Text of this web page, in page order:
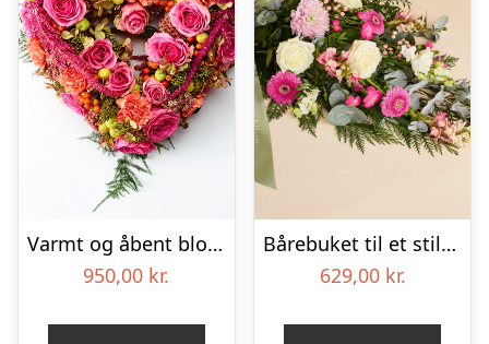
Varmt og åbent blomsterhjerte – Blomster til begravelse
950,00 kr.
Bårebuket til et stille farvel med bånd
629,00 kr.